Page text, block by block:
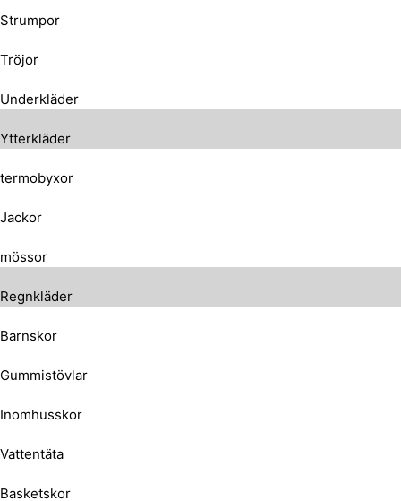
Strumpor
Tröjor
Underkläder
Ytterkläder
termobyxor
Jackor
mössor
Regnkläder
Barnskor
Gummistövlar
Inomhusskor
Vattentäta
Basketskor